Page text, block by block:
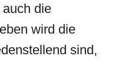
die
wird die
sind,